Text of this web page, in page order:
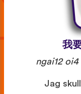
我
ngai12 oi4
Jag